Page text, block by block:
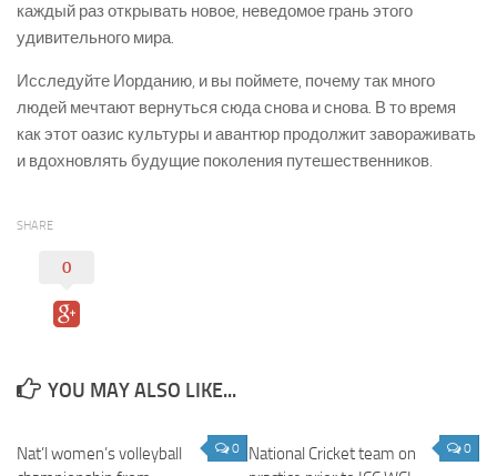
каждый раз открывать новое, неведомое грань этого
удивительного мира.
Исследуйте Иорданию, и вы поймете, почему так много
людей мечтают вернуться сюда снова и снова. В то время
как этот оазис культуры и авантюр продолжит завораживать
и вдохновлять будущие поколения путешественников.
SHARE
0
YOU MAY ALSO LIKE...
0
Nat’l women’s volleyball
0
National Cricket team on